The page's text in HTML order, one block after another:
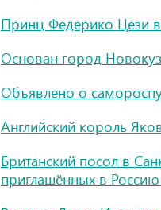
Принц Федерико Цези
Основан город
Объявлено о
Английский король
Британский посол в
приглашённых в Россию